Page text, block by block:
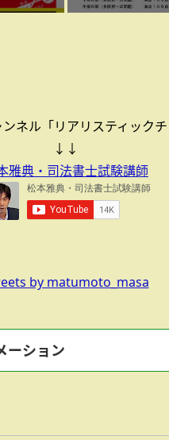
ネル「リアリスティックチ
↓↓
雅典・司法書士試験講師
by matumoto_masa
ーション